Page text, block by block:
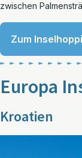
zwischen
Zum
Europa
Kroatien